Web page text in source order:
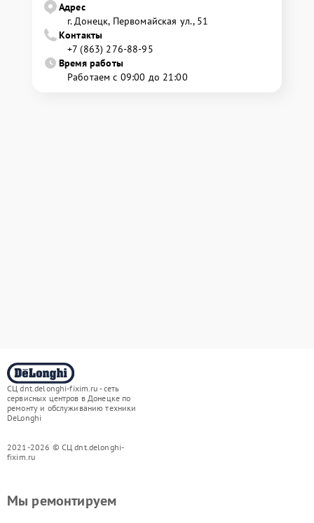
Адрес
г. Донецк, Первомайская ул., 51
Контакты
+7 (863) 276-88-95
Время работы
Работаем с 09:00 до 21:00
СЦ dnt.delonghi-fixim.ru - сеть
сервисных центров в Донецке по
ремонту и обслуживанию техники
DeLonghi
2021-2026 © СЦ dnt.delonghi-
fixim.ru
Мы ремонтируем